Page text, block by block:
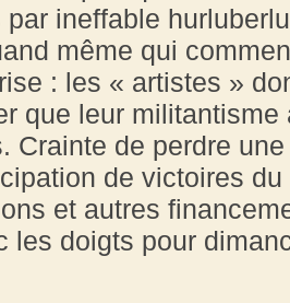
ineffable
même qui
: les « artistes »
que leur
Crainte de perdre
de victoires
et autres
les doigts pour